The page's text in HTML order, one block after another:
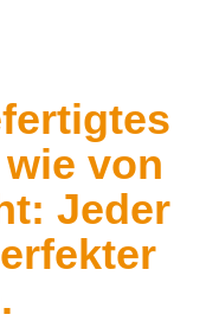
von
Jeder